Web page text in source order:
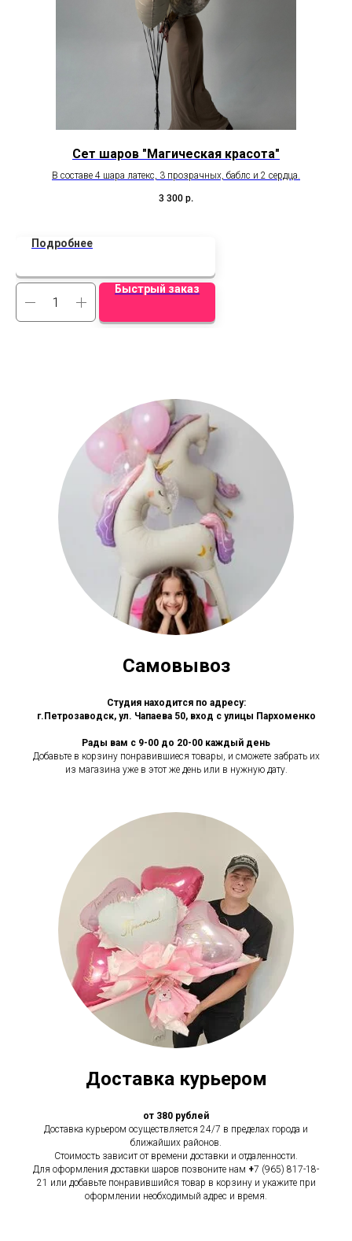
Сет шаров "Магическая красота"
В составе 4 шара латекс, 3 прозрачных, баблс и 2 сердца.
3 300 р.
Подробнее
Быстрый заказ
Самовывоз
Студия находится по адресу:
г.Петрозаводск, ул. Чапаева 50, вход с улицы Пархоменко
Рады вам с 9-00 до 20-00 каждый день
Добавьте в корзину понравившиеся товары, и сможете забрать их
из магазина уже в этот же день или в нужную дату.
Доставка курьером
от 380 рублей
Доставка курьером осуществляется 24/7 в пределах города и
ближайших районов.
Стоимость зависит от времени доставки и отдаленности.
Для оформления доставки шаров позвоните нам +7 (965) 817-18-
21 или добавьте понравившийся товар в корзину и укажите при
оформлении необходимый адрес и время.